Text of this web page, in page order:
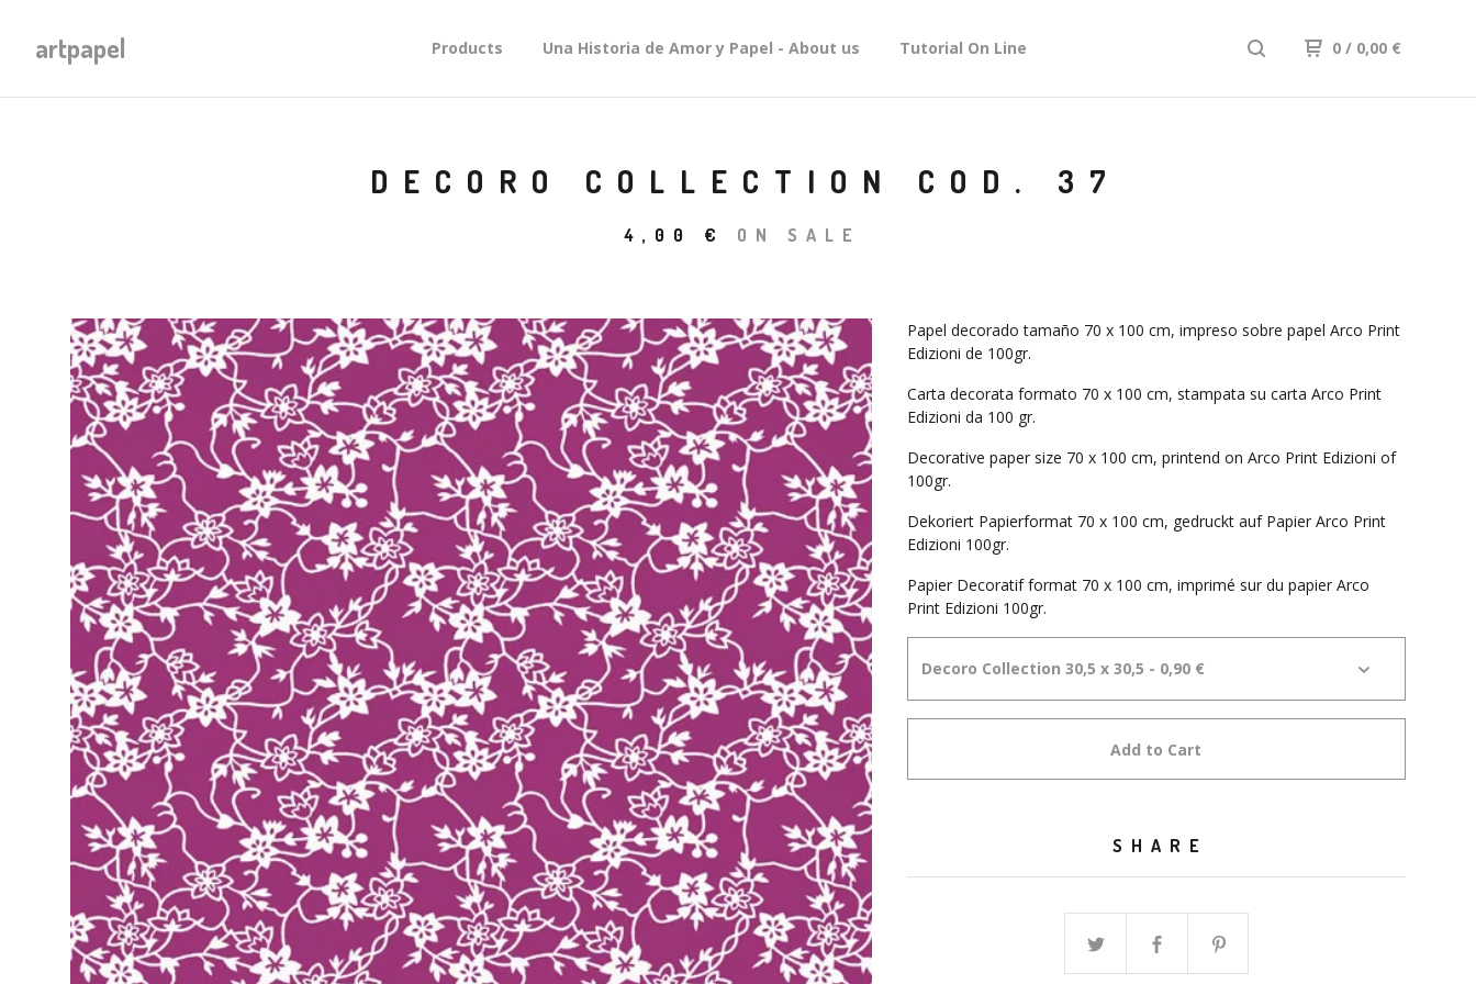
artpapel Products Una Historia de Amor y Papel - About us Tutorial On Line 0 / 0,00 €
DECORO COLLECTION COD. 37
4,00 € ON SALE
Papel decorado tamaño 70 x 100 cm, impreso sobre papel Arco Print
Edizioni de 100gr.
Carta decorata formato 70 x 100 cm, stampata su carta Arco Print
Edizioni da 100 gr.
Decorative paper size 70 x 100 cm, printend on Arco Print Edizioni of
100gr.
Dekoriert Papierformat 70 x 100 cm, gedruckt auf Papier Arco Print
Edizioni 100gr.
Papier Decoratif format 70 x 100 cm, imprimé sur du papier Arco
Print Edizioni 100gr.
Add to Cart
SHARE